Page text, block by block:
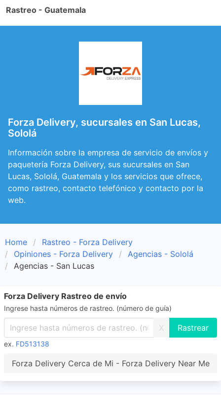
Rastreo - Guatemala
Forza Delivery, sucursales en San Lucas,
Sololá
Información sobre la empresa de servicio de envíos y
paquetería Forza Delivery, sus sucursales en San
Lucas, Sololá, Guatemala y los servicios que ofrece,
como rastreo, contacto telefónico y contacto por la
web.
Home
Rastreo - Forza Delivery
Opiniones - Forza Delivery
Agencias - Sololá
Agencias - San Lucas
Forza Delivery Rastreo de envío
Ingrese hasta números de rastreo. (número de guía)
X
ex. FD513138
Forza Delivery Cerca de Mi - Forza Delivery Near Me